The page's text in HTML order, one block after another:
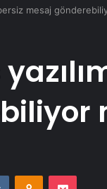
mesaj
VKontakteOdnoklassniki
Pocket